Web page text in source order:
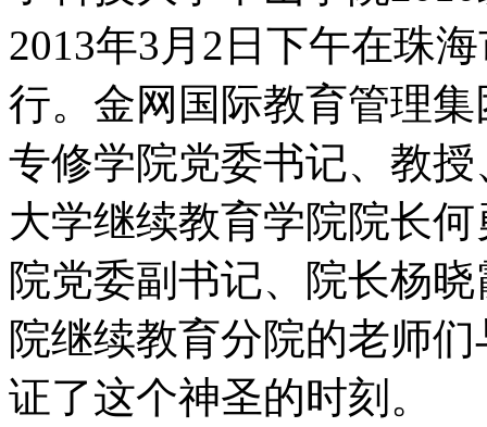
2013年3月2日下午在珠
行。金网国际教育管理
专修学院党委书记、教
大学继续教育学院院长
院党委副书记、院长杨
院继续教育分院的老师
证了这个神圣的时刻。